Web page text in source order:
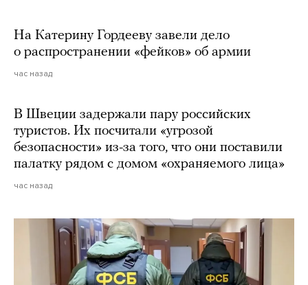
На Катерину Гордееву завели дело
о распространении «фейков» об армии
час назад
В Швеции задержали пару российских
туристов. Их посчитали «угрозой
безопасности» из-за того, что они поставили
палатку рядом с домом «охраняемого лица»
час назад